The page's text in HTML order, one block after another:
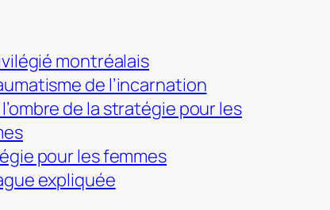
montréalais
de l’incarnation
de la stratégie pour les
pour les femmes
expliquée